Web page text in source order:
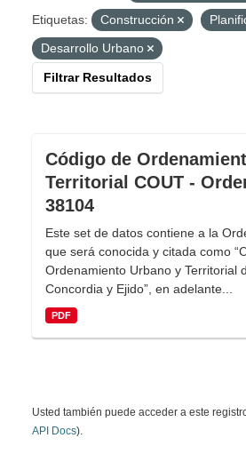
Etiquetas:
Construcción
Desarrollo Urbano
Filtrar Resultados
Código de
Territorial COUT -
38104
Este set de datos contiene a la
que será conocida y citada como
Ordenamiento Urbano y Territorial
Concordia y Ejido”, en adelante...
PDF
Usted también puede acceder a este
API Docs).